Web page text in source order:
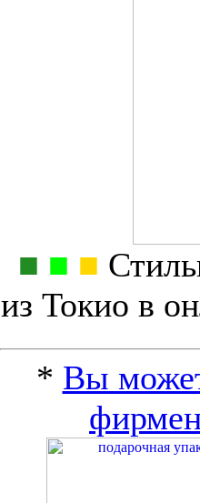
■ ■ ■
из Токио в
* Вы